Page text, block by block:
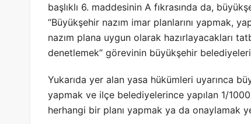
başlıklı 6. maddesinin A fıkrasında da,
“Büyükşehir nazım imar planlarını yapmak,
nazım plana uygun olarak hazırlayacakları
denetlemek” görevinin büyükşehir
Yukarıda yer alan yasa hükümleri uyarınca
yapmak ve ilçe belediyelerince yapılan 1/
herhangi bir planı yapmak ya da onaylamak